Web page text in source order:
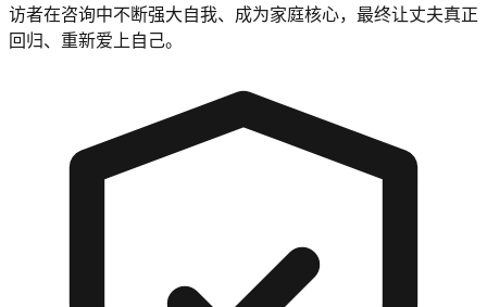
访者在咨询中不断强大自我、成为家庭核心，最终让丈夫真正
回归、重新爱上自己。